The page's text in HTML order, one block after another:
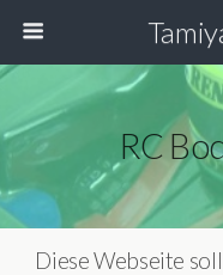
RC
Diese Webseite